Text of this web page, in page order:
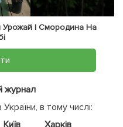
| Смородина На
журнал
в тому числі:
Київ
Харків